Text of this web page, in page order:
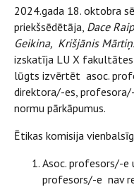
2024.gada 18. oktobra
priekšsēdētāja, Dace
Geikina, Krišjānis
izskatīja LU X
lūgts izvērtēt asoc.
direktora/-es,
normu pārkāpumus.
Ētikas komisija
Asoc. profesors/-e
profesors/-e nav